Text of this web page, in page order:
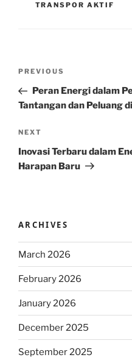
TRANSPOR AKTIF
Previous
Post
PREVIOUS
Peran Energi dalam
Tantangan dan Peluang
Next
Post
NEXT
Inovasi Terbaru dalam
Harapan Baru
ARCHIVES
March 2026
February 2026
January 2026
December 2025
September 2025